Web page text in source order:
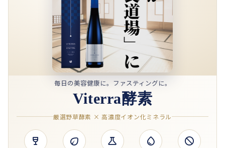
毎日の美容健康に。ファスティングに。
Viterra酵素
厳選野草酵素 × 高濃度イオン化ミネラル
    